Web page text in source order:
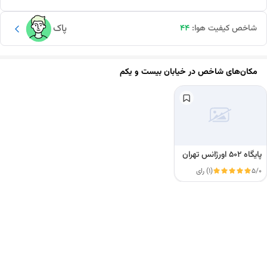
پاک شاخص کیفیت هوا: 44
مکان‌های شاخص درخیابان بیست و یکم
پایگاه ۵۰۲ اورژانس تهران
5/0 (1) رای